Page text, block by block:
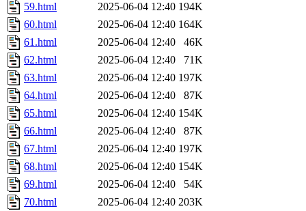
59.html
2025-06-04 12:40 194K
60.html
2025-06-04 12:40 164K
61.html
2025-06-04 12:40
46K
62.html
2025-06-04 12:40
71K
63.html
2025-06-04 12:40 197K
64.html
2025-06-04 12:40
87K
65.html
2025-06-04 12:40 154K
66.html
2025-06-04 12:40
87K
67.html
2025-06-04 12:40 197K
68.html
2025-06-04 12:40 154K
69.html
2025-06-04 12:40
54K
70.html
2025-06-04 12:40 203K